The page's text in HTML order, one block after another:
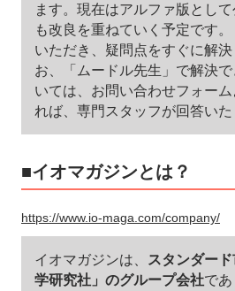
ます。現在はアルファ版とし
も改良を重ねていく予定です
いただき、疑問点をすぐに解
お、「ムードル先生」で解決
いては、お問い合わせフォー
れば、専門スタッフが回答いた
■イオマガジンとは？
https://www.io-maga.com/company/
イオマガジンは、
スタンダー
学研究社」のグループ会社で